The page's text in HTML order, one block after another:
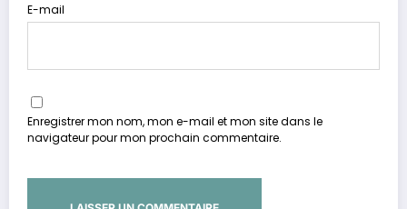
E-mail
Enregistrer mon nom, mon e-mail et mon site dans le
navigateur pour mon prochain commentaire.